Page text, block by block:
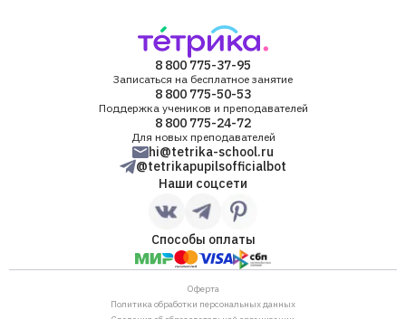
8 800 775-37-95
Записаться на бесплатное занятие
8 800 775-50-53
Поддержка учеников и преподавателей
8 800 775-24-72
Для новых преподавателей
hi@tetrika-school.ru
@tetrikapupilsofficialbot
Наши соцсети
Способы оплаты
Оферта
Политика обработки персональных данных